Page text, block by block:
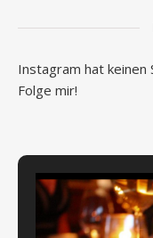
Instagram hat keinen
Folge mir!